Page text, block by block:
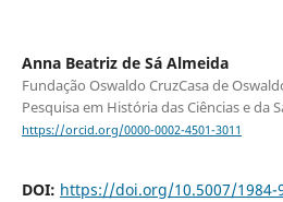
Anna Beatriz de Sá Almeida
Fundação Oswaldo CruzCasa de
Pesquisa em História das Ciências e da
https://orcid.org/0000-0002-4501-3011
DOI: https://doi.org/10.5007/1984-